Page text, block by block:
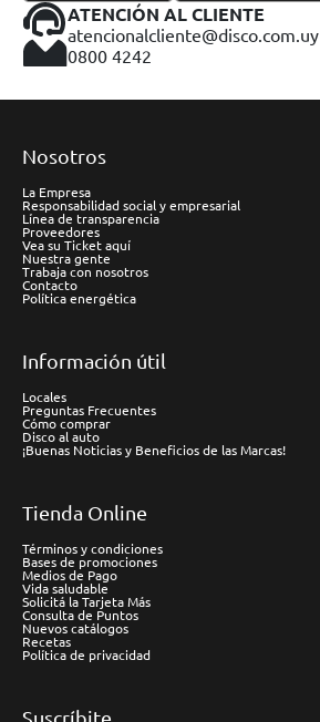
ATENCIÓN AL CLIENTE
atencionalcliente@disco.com.uy
0800 4242
Nosotros
La Empresa
Responsabilidad social y empresarial
Línea de transparencia
Proveedores
Vea su Ticket aquí
Nuestra gente
Trabaja con nosotros
Contacto
Política energética
Información útil
Locales
Preguntas Frecuentes
Cómo comprar
Disco al auto
¡Buenas Noticias y Beneficios de las Marcas!
Tienda Online
Términos y condiciones
Bases de promociones
Medios de Pago
Vida saludable
Solicitá la Tarjeta Más
Consulta de Puntos
Nuevos catálogos
Recetas
Política de privacidad
Suscríbite